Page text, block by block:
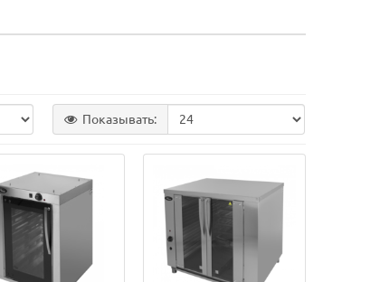
Показывать: